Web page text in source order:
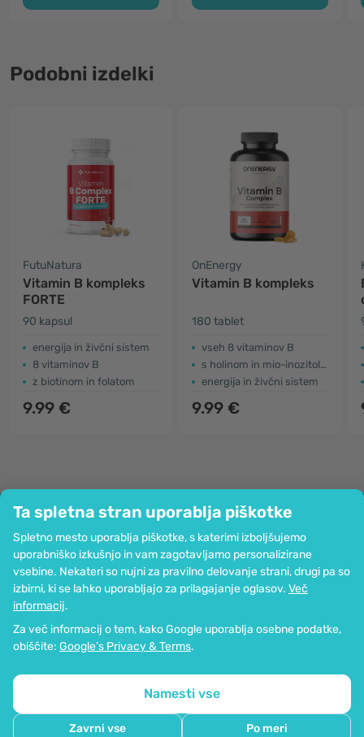
Ta spletna stran uporablja piškotke
Spletno mesto uporablja piškotke, s katerimi izboljšujemo
uporabniško izkušnjo in vam zagotavljamo personalizirane
vsebine. Nekateri so nujni za pravilno delovanje strani, drugi pa so
izbirni, ki se lahko uporabljajo za prilagajanje oglasov. Več
informacij.
Za več informacij o tem, kako Google uporablja osebne podatke,
obiščite: Google’s Privacy & Terms.
Namesti vse
Zavrni vse Po meri
Podobni izdelki
FutuNatura
Vitamin B kompleks
FORTE
90 kapsul
energija in živčni sistem
8 vitaminov B
z biotinom in folatom
9.99 €
OnEnergy
Vitamin B kompleks
180 tablet
vseh 8 vitaminov B
s holinom in mio-inozitolom
energija in živčni sistem
9.99 €
Podjetje
Informacije
Pridružite se nam
Pomoč in naročila
Možnost kartičnega plačevanja. Zagotovljena zaščita osebnih podatkov
preko SSL-kodiranja.
Zemljevid strani